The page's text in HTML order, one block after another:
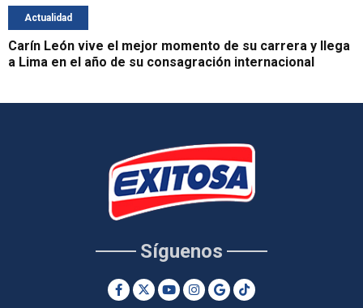
Actualidad
Carín León vive el mejor momento de su carrera y llega
a Lima en el año de su consagración internacional
Síguenos